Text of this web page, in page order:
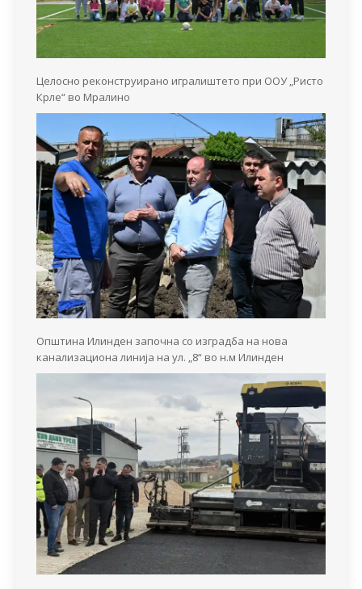
Целосно реконструирано игралиштето при ООУ „Ристо
Крле“ во Мралино
Општина Илинден започна со изградба на нова
канализациона линија на ул. „8“ во н.м Илинден